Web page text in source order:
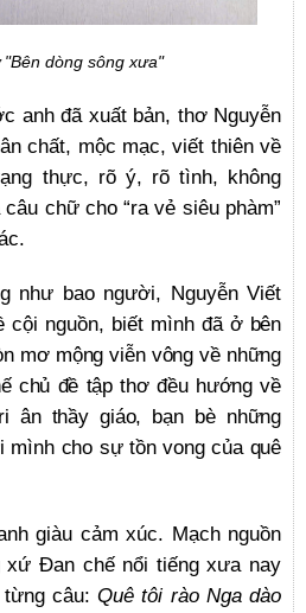
dòng sông xưa"
anh đã xuất bản, thơ Nguyễn
chất, mộc mạc, viết thiên về
thực, rõ ý, rõ tình, không
chữ cho “ra vẻ siêu phàm”
như bao người, Nguyễn Viết
cội nguồn, biết mìnhđã ở bên
mơ mộng viễn vông về những
chủ đề tập thơ đều hướng về
ân thầy giáo, bạn bè những
mình cho sự tồn vong của quê
giàu cảm xúc. Mạch nguồn
xứ Đan chế nổi tiếng xưa nay
từng câu:Quê tôi rào Nga dào